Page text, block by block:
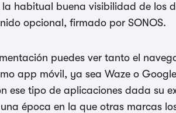
habitual buena visibilidad de los
opcional, firmado por SONOS.
puedes ver tanto el
app móvil, ya sea Waze o
ese tipo de aplicaciones dada su
época en la que otras marcas